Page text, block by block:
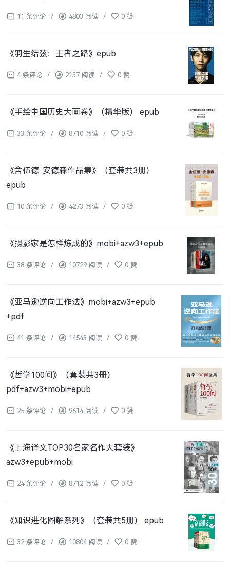
11 条评论 / 4803 阅读 / 0 赞
《羽生结弦：王者之路》epub
4 条评论 / 2137 阅读 / 0 赞
《手绘中国历史大画卷》（精华版） epub
33 条评论 / 8710 阅读 / 0 赞
《舍伍德·安德森作品集》（套装共3册）
epub
10 条评论 / 4273 阅读 / 0 赞
《摄影家是怎样炼成的》mobi+azw3+epub
38 条评论 / 10729 阅读 / 0 赞
《亚马逊逆向工作法》mobi+azw3+epub
+pdf
41 条评论 / 14543 阅读 / 0 赞
《哲学100问》（套装共3册）
pdf+azw3+mobi+epub
25 条评论 / 9614 阅读 / 0 赞
《上海译文TOP30名家名作大套装》
azw3+epub+mobi
24 条评论 / 8712 阅读 / 0 赞
《知识进化图解系列》（套装共5册） epub
32 条评论 / 10804 阅读 / 0 赞